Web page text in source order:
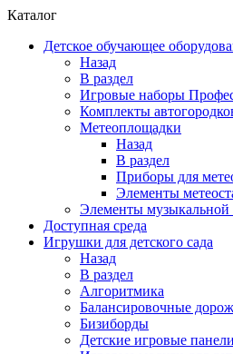
Каталог
Детское обучающее
Назад
В раздел
Игровые наборы
Комплекты
Метеоплощадки
Назад
В раздел
Приборы для
Элементы
Элементы
Доступная среда
Игрушки для детского сада
Назад
В раздел
Алгоритмика
Балансировочные
Бизиборды
Детские игровые панели